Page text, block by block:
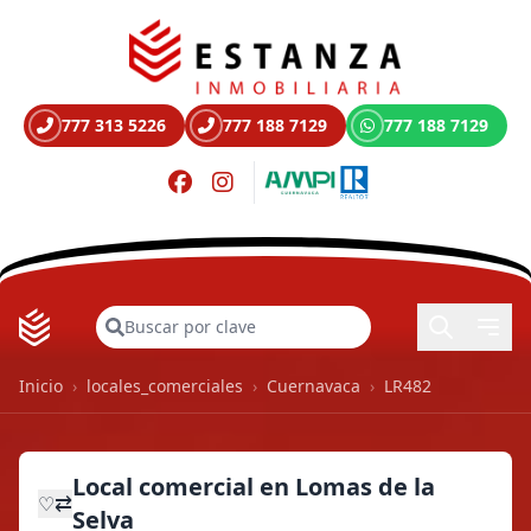
777 313 5226 777 188 7129 777 188 7129
Buscar
Inicio › locales_comerciales › Cuernavaca › LR482
♡⇄Local comercial en Lomas de la
Selva